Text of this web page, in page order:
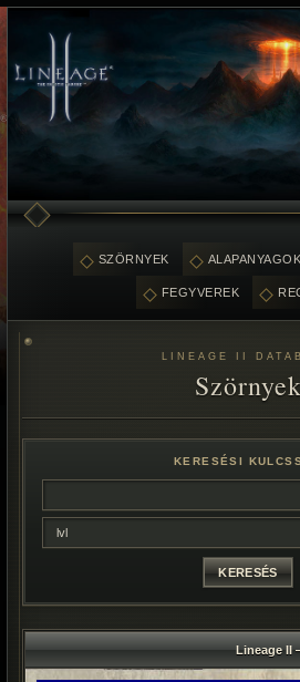
SZÖRNYEK ALAPANYAGOK
FEGYVEREK
LINEAGE II
Szörnyek
KERESÉSI
Lineage II